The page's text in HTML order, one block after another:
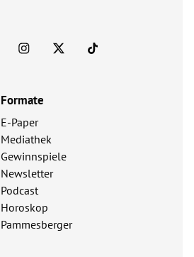
Formate
E-Paper
Mediathek
Gewinnspiele
Newsletter
Podcast
Horoskop
Pammesberger